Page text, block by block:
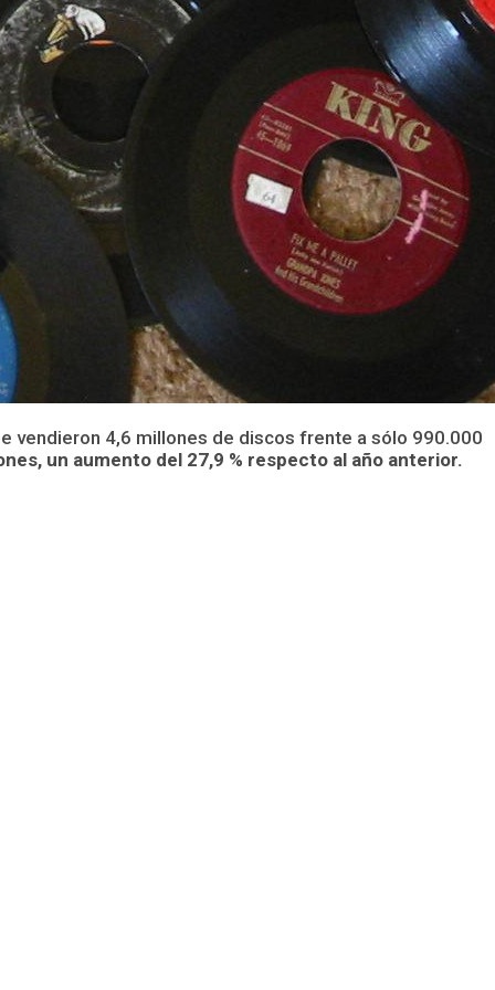
vendieron 4,6 millones de discos frente a sólo 990.000
un aumento del 27,9 % respecto al año anterior.